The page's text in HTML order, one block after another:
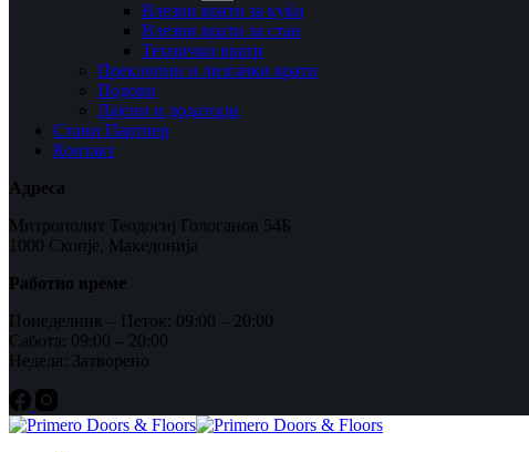
Влезни врати за куќи
Влезни врати за стан
Технички врати
Преклопни и лизгачки врати
Подови
Лајсни и додатоци
Стани Партнер
Контакт
Адреса
Митрополит Теодосиј Гологанов 54Б
1000 Скопје, Македонија
Работно време
Понеделник – Петок: 09:00 – 20:00
Сабота: 09:00 – 20:00
Недела: Затворено